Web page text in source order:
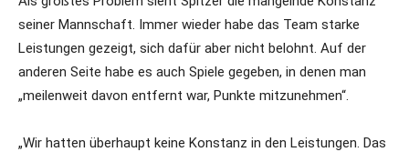
seiner Mannschaft. Immer wieder habe das Team starke
Leistungen gezeigt, sich dafür aber nicht belohnt. Auf der
anderen Seite habe es auch Spiele gegeben, in denen man
„meilenweit davon entfernt war, Punkte mitzunehmen“.
„Wir hatten überhaupt keine Konstanz in den Leistungen. Das